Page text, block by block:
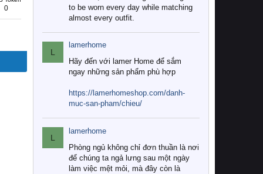
0
to be worn every day while matching
almost every outfit.
L
lamerhome
Hãy đến với lamer Home để sắm
ngay những sản phẩm phù hợp
https://lamerhomeshop.com/danh-
muc-san-pham/chieu/
L
lamerhome
Phòng ngủ không chỉ đơn thuần là nơi
để chúng ta ngả lưng sau một ngày
làm việc mệt mỏi, mà đây còn là